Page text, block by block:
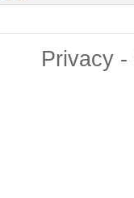
Privacy -